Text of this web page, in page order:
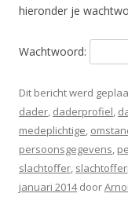
hieronder je
Wachtwoord:
Dit bericht werd
dader, daderprofiel,
medeplichtige,
persoonsgegevens,
slachtoffer,
januari 2014door